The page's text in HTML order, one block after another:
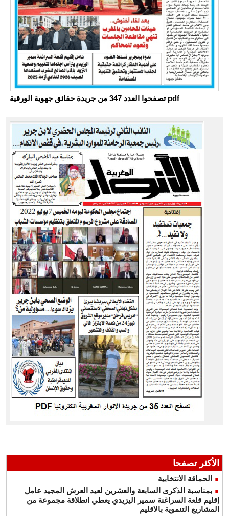
تصفحوا العدد 347 من جريدة حقائق جهوية الورقية pdf
الأكثر تصفحا
الحماقة الانتخابية
بمناسبة الذكرى السابعة والعشرين لعيد العرش المجيد عامل
إقليم قلعة السراغنة سمير اليزيدي يعطي انطلاقة مجموعة من
المشاريع التنموية بالاقليم